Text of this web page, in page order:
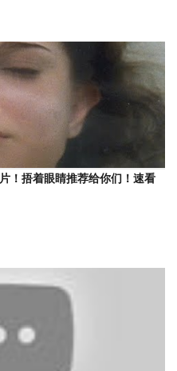
！捂着眼睛推荐给你们！速看